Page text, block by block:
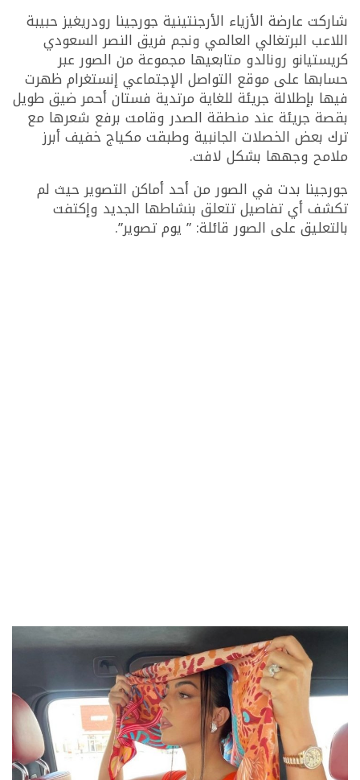
شاركت عارضة الأزياء الأرجنتينية جورجينا رودريغيز حبيبة
اللاعب البرتغالي العالمي ونجم فريق النصر السعودي
كريستيانو رونالدو متابعيها مجموعة من الصور عبر
حسابها على موقع التواصل الإجتماعي إنستغرام ظهرت
فيها بإطلالة جريئة للغاية مرتدية فستان أحمر ضيق طويل
بقصة جريئة عند منطقة الصدر وقامت برفع شعرها مع
ترك بعض الخصلات الجانبية وطبقت مكياج خفيف أبرز
ملامح وجهها بشكل لافت.
جورجينا بدت في الصور من أحد أماكن التصوير حيث لم
تكشف أي تفاصيل تتعلق بنشاطها الجديد وإكتفت
بالتعليق على الصور قائلة: ” يوم تصوير”.